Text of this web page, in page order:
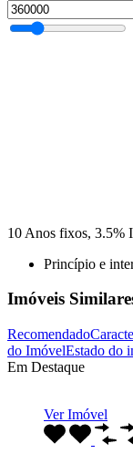
10 Anos fixos, 3.5%
Princípio e
Imóveis
Recomendado
do ImóvelEstado do
Em Destaque
Ver Imóvel